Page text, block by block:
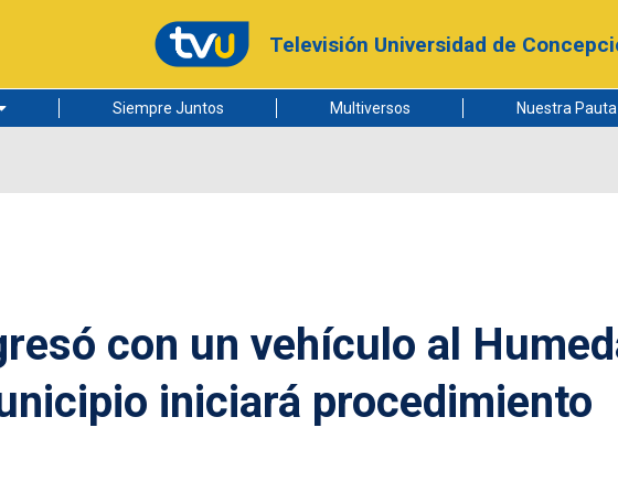
Televisión Universidad de
Siempre Juntos Multiversos Nuestra Pauta
con un vehículo al
iniciará procedimiento